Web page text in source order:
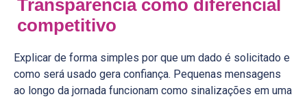
Transparência como diferencial
competitivo
Explicar de forma simples por que um dado é solicitado e
como será usado gera confiança. Pequenas mensagens
ao longo da jornada funcionam como sinalizações em uma